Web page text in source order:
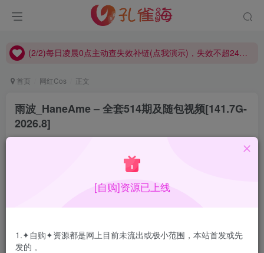
(2/2)每日凌晨0点主动查失效补链(点我演示)，失效不超24小时，
(2/2)每日凌晨0点主动查失效补链(点我演示)，失效不超24小时，
首页 网红Cos 正文
雨波_HaneAme – 全套514期及随包视频[141.7G-
2026.8]
关注
雨波_HaneAme实为专业的Coser，多产敬业，性感的“大”御
漫。
[自购]资源已上线
1.✦自购✦资源都是网上目前未流出或极小范围，本站首发或先
发的 。